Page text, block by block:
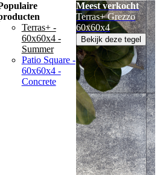
Terras+ -
60x60x4 -
Summer
Patio Square -
60x60x4 -
Concrete
Meest verkocht
Terras+ Grezzo
60x60x4
Bekijk deze tegel